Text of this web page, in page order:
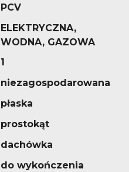
PCV
ELEKTRYCZNA,
WODNA, GAZOWA
1
niezagospodarowana
płaska
prostokąt
dachówka
do wykończenia